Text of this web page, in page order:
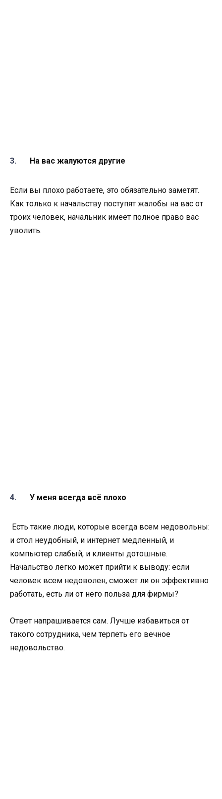
На вас жалуются другие
Если вы плохо работаете, это обязательно заметят.
Как только к начальству поступят жалобы на вас от
троих человек, начальник имеет полное право вас
уволить.
У меня всегда всё плохо
Есть такие люди, которые всегда всем недовольны:
и стол неудобный, и интернет медленный, и
компьютер слабый, и клиенты дотошные.
Начальство легко может прийти к выводу: если
человек всем недоволен, сможет ли он эффективно
работать, есть ли от него польза для фирмы?
Ответ напрашивается сам. Лучше избавиться от
такого сотрудника, чем терпеть его вечное
недовольство.